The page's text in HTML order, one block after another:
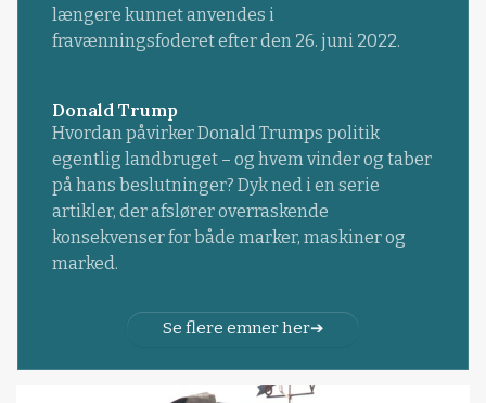
længere kunnet anvendes i
fravænningsfoderet efter den 26. juni 2022.
Donald Trump
Hvordan påvirker Donald Trumps politik
egentlig landbruget – og hvem vinder og taber
på hans beslutninger? Dyk ned i en serie
artikler, der afslører overraskende
konsekvenser for både marker, maskiner og
marked.
Se flere emner her